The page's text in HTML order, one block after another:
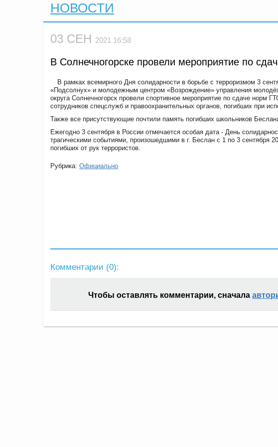
НОВОСТИ
03 СЕН 2021 16:58
В Солнечногорске провели мероприятие по
В рамках всемирного Дня солидарности в борьбе с терроризмом 3
«Подсолнух» и молодежным центром «Возрождение» управления
округа Солнечногорск провели спортивное мероприятие по сдаче норм
сотрудников спецслужб и правоохранительных органов, погибших при
Также все присутствующие почтили память погибших школьников
Ежегодно 3 сентября в России отмечается особая дата - День
трагическими событиями, произошедшими в г. Беслан с 1 по 3 сентября
погибших от рук террористов.
Рубрика: Официально
Комментарии (0):
Чтобы оставлять комментарии, сначала